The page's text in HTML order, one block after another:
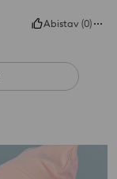
Abistav (0)